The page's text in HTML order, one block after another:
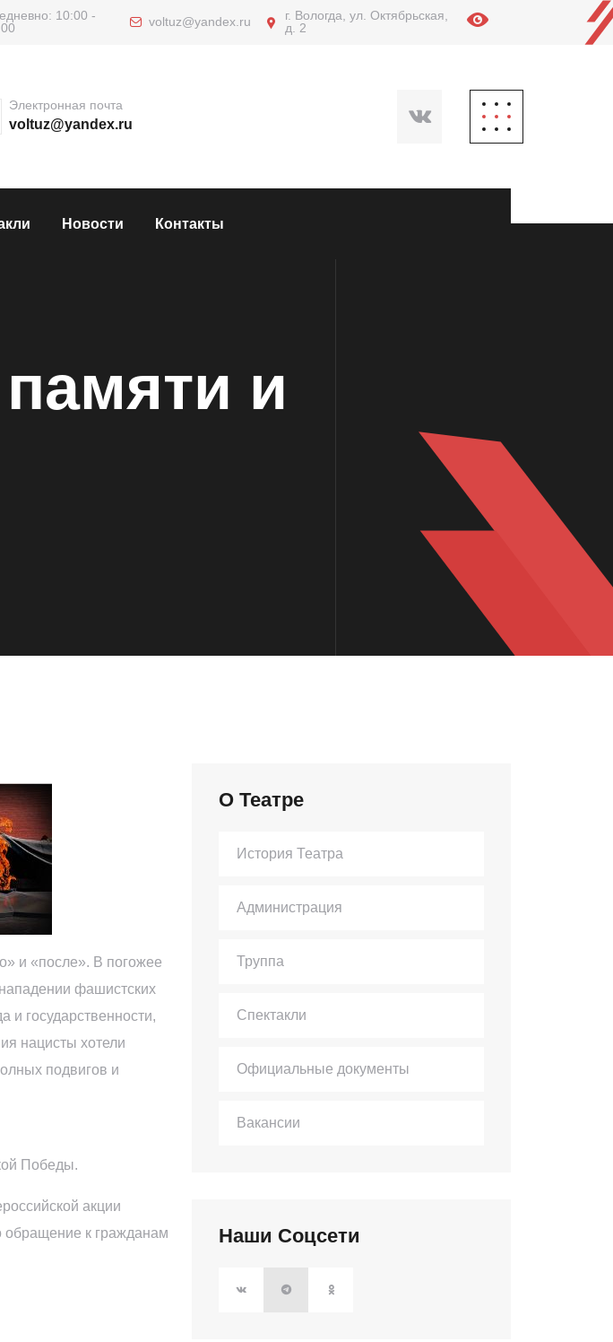
10:00 -
voltuz@yandex.ru
г. Вологда, ул. Октябрьская,
д. 2
Электронная почта
voltuz@yandex.ru
Новости Контакты
и
и «после». В погожее
фашистских
и государственности,
нацисты хотели
подвигов и
Победы.
акции
к гражданам
О Театре
История Театра
Администрация
Труппа
Спектакли
Официальные документы
Вакансии
Наши Соцсети